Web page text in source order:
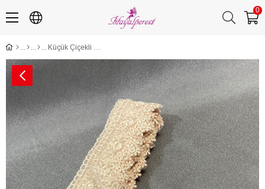
0
Küçük Çiçekli Kenar Güpür Dantel Fisto 9 mt